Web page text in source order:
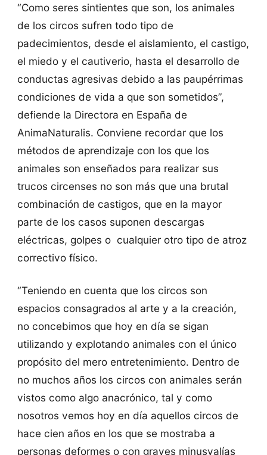
“Como seres sintientes que son, los animales
de los circos sufren todo tipo de
padecimientos, desde el aislamiento, el castigo,
el miedo y el cautiverio, hasta el desarrollo de
conductas agresivas debido a las paupérrimas
condiciones de vida a que son sometidos”,
defiende la Directora en España de
AnimaNaturalis. Conviene recordar que los
métodos de aprendizaje con los que los
animales son enseñados para realizar sus
trucos circenses no son más que una brutal
combinación de castigos, que en la mayor
parte de los casos suponen descargas
eléctricas, golpes o cualquier otro tipo de atroz
correctivo físico.
“Teniendo en cuenta que los circos son
espacios consagrados al arte y a la creación,
no concebimos que hoy en día se sigan
utilizando y explotando animales con el único
propósito del mero entretenimiento. Dentro de
no muchos años los circos con animales serán
vistos como algo anacrónico, tal y como
nosotros vemos hoy en día aquellos circos de
hace cien años en los que se mostraba a
personas deformes o con graves minusvalías